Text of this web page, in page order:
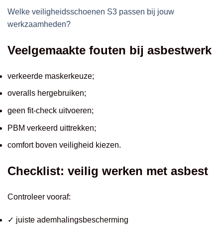
Welke veiligheidsschoenen S3 passen bij jouw
werkzaamheden?
Veelgemaakte fouten bij asbestwerk
verkeerde maskerkeuze;
overalls hergebruiken;
geen fit-check uitvoeren;
PBM verkeerd uittrekken;
comfort boven veiligheid kiezen.
Checklist: veilig werken met asbest
Controleer vooraf:
✓ juiste ademhalingsbescherming